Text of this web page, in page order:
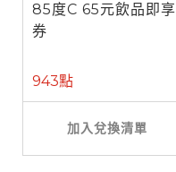
85度C 65元飲品即享
券
943點
加入兌換清單